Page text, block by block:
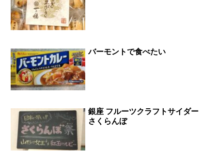
バーモントで食べたい
銀座 フルーツクラフトサイダー
さくらんぼ